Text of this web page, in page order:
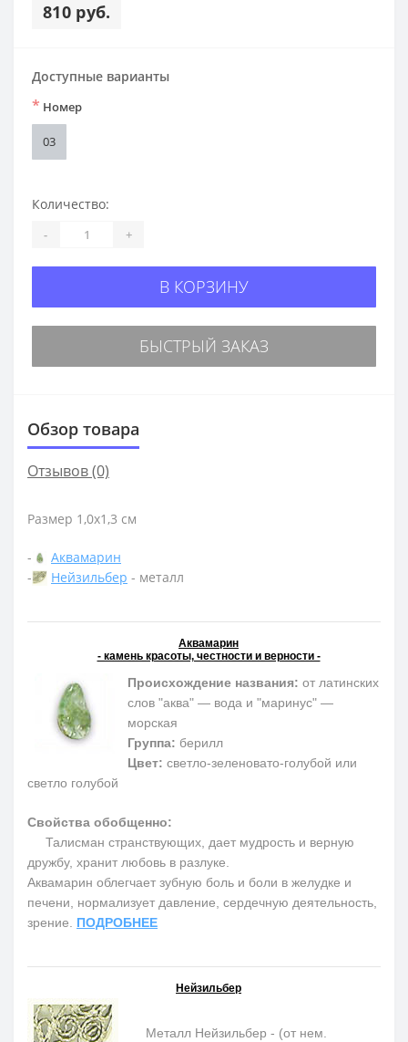
810 руб.
Доступные варианты
* Номер
03
Количество:
- +
В КОРЗИНУ
БЫСТРЫЙ ЗАКАЗ
Обзор товара
Отзывов (0)
Размер 1,0х1,3 см
-
Аквамарин
-
Нейзильбер - металл
Аквамарин
- камень красоты, честности и верности -
Происхождение названия: от латинских
слов "аква" — вода и "маринус" —
морская
Группа: берилл
Цвет: светло-зеленовато-голубой или
светло голубой
Свойства обобщенно:
Талисман странствующих, дает мудрость и верную
дружбу, хранит любовь в разлуке.
Аквамарин облегчает зубную боль и боли в желудке и
печени, нормализует давление, сердечную деятельность,
зрение. ПОДРОБНЕЕ
Нейзильбер
Металл Нейзильбер - (от нем.